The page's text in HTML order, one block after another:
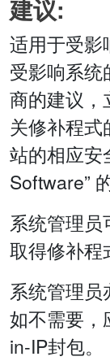
建议:
适用于受影
受影响系统
商的建议，
关修补程
站的相应安
Software”
系统管理
取得修补程
系统管理员
如不需要，
in-IP封包。